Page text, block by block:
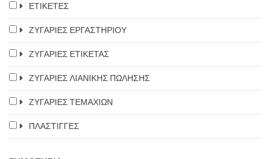
ΕΤΙΚΕΤΕΣ
ΖΥΓΑΡΙΕΣ ΕΡΓΑΣΤΗΡΙΟΥ
ΖΥΓΑΡΙΕΣ ΕΤΙΚΕΤΑΣ
ΖΥΓΑΡΙΕΣ ΛΙΑΝΙΚΗΣ ΠΩΛΗΣΗΣ
ΖΥΓΑΡΙΕΣ ΤΕΜΑΧΙΩΝ
ΠΛΑΣΤΙΓΓΕΣ